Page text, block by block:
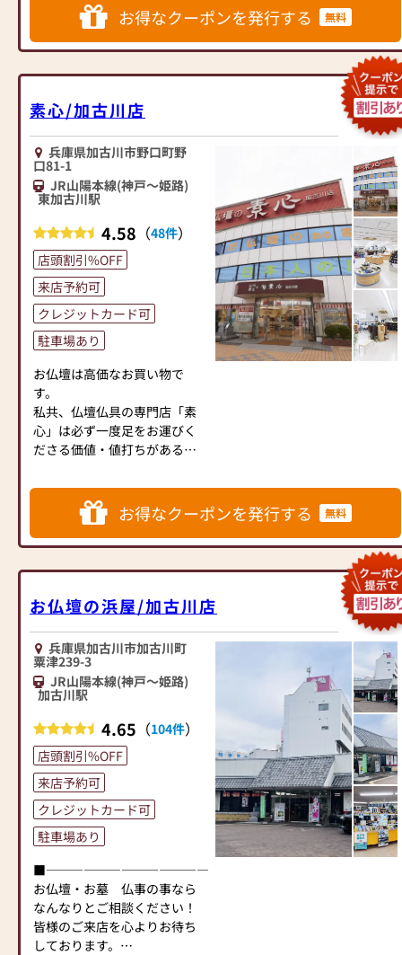
加古川市内はもちろん、はる
ばる神戸・明石・姫路から訪
れる方も多く、
います。
「お客様に安心してお買い上
げいただける店」というコン
セプトの通り、
開放感あふれる明るく広々し
た店内でゆったりと商品を選
◆お車でお越しのお客様
●国道250号線（明姫幹線）か
ら来られる場合
東側（明石方面）から来られ
る方は、今福交差点を越えて
側道に入り、南備後交差点を
右折し約100m先「金色の観音
様」が目印。
西側（姫路・高砂方面）から
来られる方は、加古川中学校
南交差点を越えて側道に入り
●加古川バイパスから来られ
加古川ランプを降りて県道18
直進。県道19号線（加古川高
砂線）の粟津南交差点を斜め
右に入り、次の信号を斜め左
に、約500m先「金色の観音
様」が目印。
◆バスでお越しのお客様
ス「高砂」行き、もしくは
「大崎」止め（43系統）、ま
たは「播磨町駅」行き（44系
統）に乗車いただき、「北備
後」停留所から南へ約400m、
「南備後」停留所から北へ約
400mとなっています。
お得なクーポンを発行する 無料
素心/加古川店
兵庫県加古川市野口町野
口81-1
JR山陽本線(神戸～姫路)
東加古川駅
4.58 （48件）
店頭割引%OFF
来店予約可
クレジットカード可
駐車場あり
お仏壇は高価なお買い物で
す。
私共、仏壇仏具の専門店「素
心」は必ず一度足をお運びく
ださる価値・値打ちがあると
勿論価格はまじめ値段で誠実
価格。品質は素心が保証いた
します。
是非一度ご来店ください。
のお客様へ
・無料にて御仏壇の配達・設
置いたします。
・わずかな内金でご希望の納
品日までお預かりいたしま
す。
【営業時間】9:30～18:30（盆
前一ヶ月間は19:00まで）
【定休日】年中無休（正月を
除く）
お得なクーポンを発行する 無料
お仏壇の浜屋/加古川店
兵庫県加古川市加古川町
粟津239-3
JR山陽本線(神戸～姫路)
加古川駅
4.65 （104件）
店頭割引%OFF
来店予約可
クレジットカード可
駐車場あり
■―――――――――――――――――――――――――――■
お仏壇・お墓 仏事の事なら
なんなりとご相談ください！
皆様のご来店を心よりお待ち
しております。